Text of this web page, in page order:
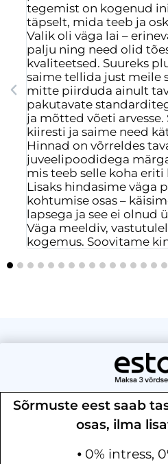
tegemist on kogenud
täpselt, mida teeb ja
Valik oli väga lai –
palju ning need olid
kvaliteetsed. Suureks
saime tellida just meile
mitte piirduda ainult
pakutavate
ja mõtted võeti
kiiresti ja saime need
Hinnad on võrreldes
juveelipoodidega
mis teeb selle koha eriti
Lisaks hindasime väga
kohtumise osas –
lapsega ja see ei olnud
Väga meeldiv,
kogemus. Soovitame
Sõrmuste eest saab
osas, ilma
⦁ 0% intress,